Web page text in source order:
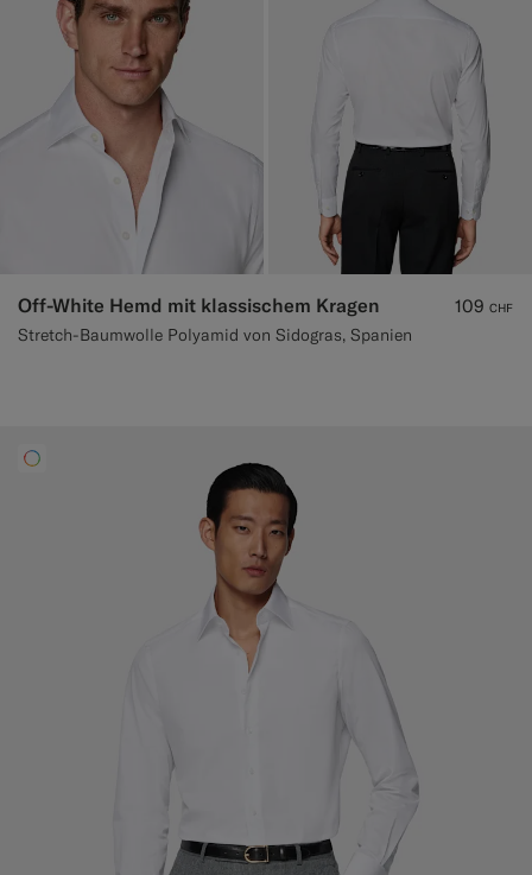
Off-White Hemd mit klassischem Kragen
Stretch-Baumwolle Polyamid von Sidogras, Spanien
109 CHF